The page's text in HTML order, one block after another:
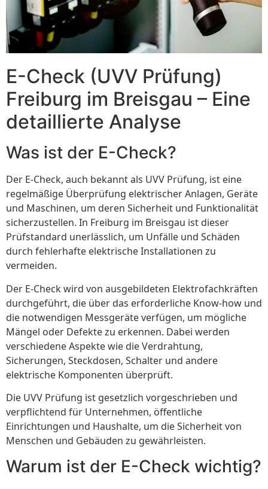
E-Check (UVV Prüfung)
Freiburg im Breisgau – Eine
detaillierte Analyse
Was ist der E-Check?
Der E-Check, auch bekannt als UVV Prüfung, ist eine
regelmäßige Überprüfung elektrischer Anlagen, Geräte
und Maschinen, um deren Sicherheit und Funktionalität
sicherzustellen. In Freiburg im Breisgau ist dieser
Prüfstandard unerlässlich, um Unfälle und Schäden
durch fehlerhafte elektrische Installationen zu
vermeiden.
Der E-Check wird von ausgebildeten Elektrofachkräften
durchgeführt, die über das erforderliche Know-how und
die notwendigen Messgeräte verfügen, um mögliche
Mängel oder Defekte zu erkennen. Dabei werden
verschiedene Aspekte wie die Verdrahtung,
Sicherungen, Steckdosen, Schalter und andere
elektrische Komponenten überprüft.
Die UVV Prüfung ist gesetzlich vorgeschrieben und
verpflichtend für Unternehmen, öffentliche
Einrichtungen und Haushalte, um die Sicherheit von
Menschen und Gebäuden zu gewährleisten.
Warum ist der E-Check wichtig?